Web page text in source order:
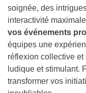
soignée, des
interactivité
vos événements
équipes une
réflexion collective
ludique et stimulant.
transformer vos